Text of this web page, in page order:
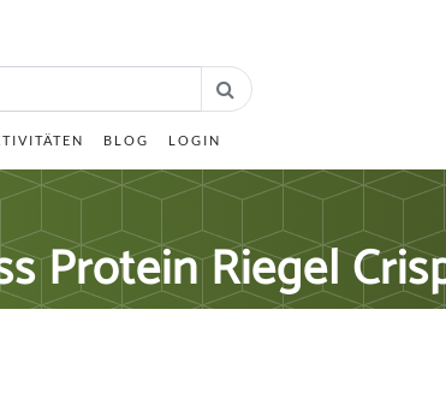
BLOG LOGIN
Protein Riegel